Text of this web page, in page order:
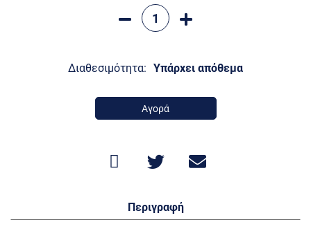
Διαθεσιμότητα: Υπάρχει απόθεμα
Αγορά
Περιγραφή